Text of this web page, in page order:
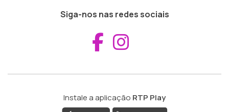
Siga-nos nas redes sociais
Aceder ao
Instale a aplicação RTP Play